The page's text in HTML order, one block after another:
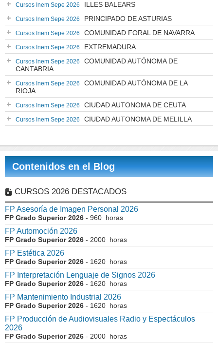
Cursos Inem Sepe 2026 ILLES BALEARS
Cursos Inem Sepe 2026 PRINCIPADO DE ASTURIAS
Cursos Inem Sepe 2026 COMUNIDAD FORAL DE NAVARRA
Cursos Inem Sepe 2026 EXTREMADURA
Cursos Inem Sepe 2026
COMUNIDAD AUTÓNOMA DE
CANTABRIA
Cursos Inem Sepe 2026
COMUNIDAD AUTÓNOMA DE LA
RIOJA
Cursos Inem Sepe 2026 CIUDAD AUTONOMA DE CEUTA
Cursos Inem Sepe 2026 CIUDAD AUTONOMA DE MELILLA
Contenidos en el Blog
CURSOS 2026 DESTACADOS
FP Asesoría de Imagen Personal 2026
FP Grado Superior 2026 - 960 horas
FP Automoción 2026
FP Grado Superior 2026 - 2000 horas
FP Estética 2026
FP Grado Superior 2026 - 1620 horas
FP Interpretación Lenguaje de Signos 2026
FP Grado Superior 2026 - 1620 horas
FP Mantenimiento Industrial 2026
FP Grado Superior 2026 - 1620 horas
FP Producción de Audiovisuales Radio y Espectáculos
2026
FP Grado Superior 2026 - 2000 horas